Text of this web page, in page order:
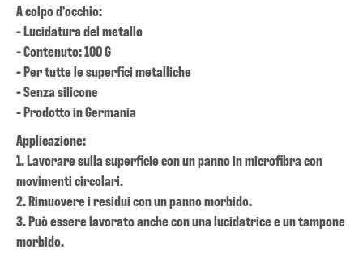
A colpo d'occhio:
- Lucidatura del metallo
- Contenuto: 100 G
- Per tutte le superfici metalliche
- Senza silicone
- Prodotto in Germania
Applicazione:
1. Lavorare sulla superficie con un panno in microfibra con
movimenti circolari.
2. Rimuovere i residui con un panno morbido.
3. Può essere lavorato anche con una lucidatrice e un tampone
morbido.